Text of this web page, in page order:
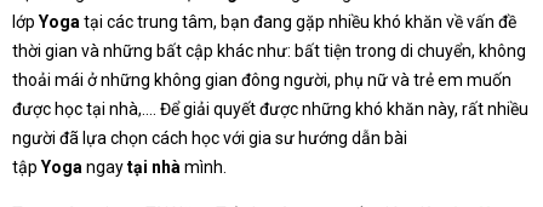
lớp Yoga tại các trung tâm, bạn đang gặp nhiều khó khăn về vấn đề
thời gian và những bất cập khác như: bất tiện trong di chuyển, không
thoải mái ở những không gian đông người, phụ nữ và trẻ em muốn
được học tại nhà,…. Để giải quyết được những khó khăn này, rất nhiều
người đã lựa chọn cách học với gia sư hướng dẫn bài
tập Yoga ngaytại nhà mình.